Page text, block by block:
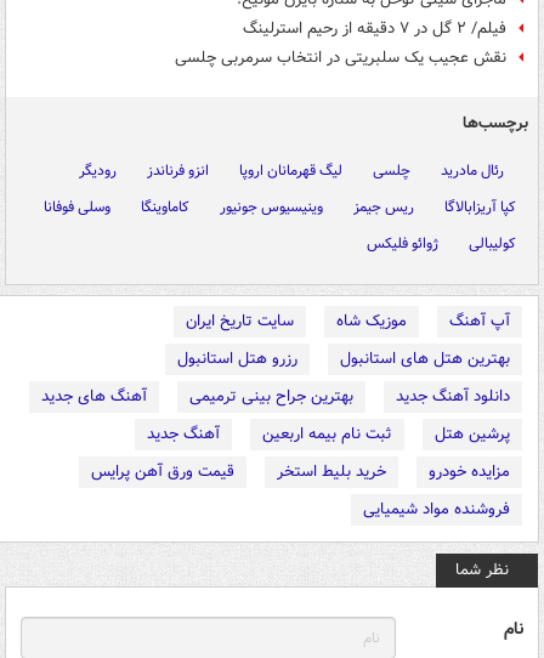
فیلم/ ۲ گل در ۷ دقیقه از رحیم استرلینگ
نقش عجیب یک سلبریتی در انتخاب سرمربی چلسی
برچسب‌ها
رئال مادرید چلسی لیگ قهرمانان اروپا انزو فرناندز
رودیگر
کپا آریزابالاگا
ریس جیمز وینیسیوس جونیور کاماوینگا
وسلی فوفانا
کولیبالی
ژوائو فلیکس
آپ آهنگ موزیک شاه
سایت تاریخ ایران
بهترین هتل های استانبول
رزرو هتل استانبول
دانلود آهنگ جدید
بهترین جراح بینی ترمیمی
آهنگ های جدید
پرشین هتل
ثبت نام بیمه اربعین
آهنگ جدید
مزایده خودرو
خرید بلیط استخر
قیمت ورق آهن پرایس
فروشنده مواد شیمیایی
نظر شما
نام